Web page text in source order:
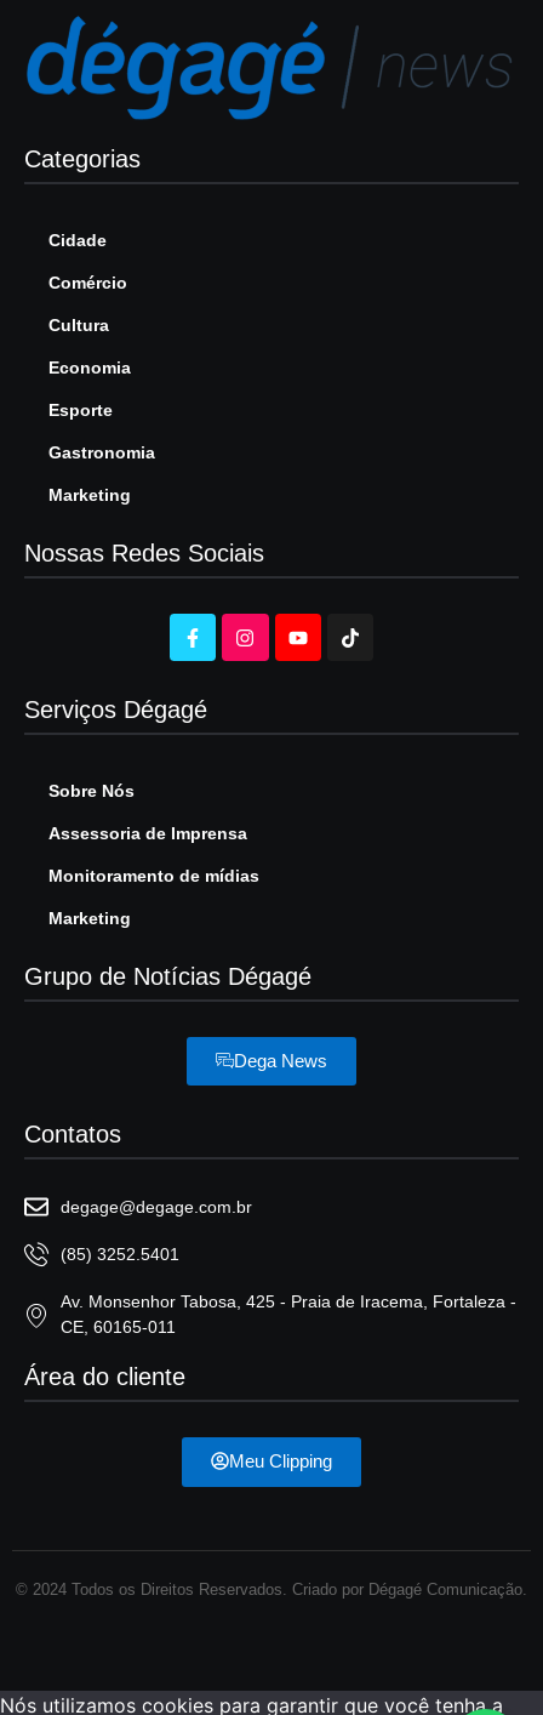
Categorias
Cidade
Comércio
Cultura
Economia
Esporte
Gastronomia
Marketing
Nossas Redes Sociais
Serviços Dégagé
Sobre Nós
Assessoria de Imprensa
Monitoramento de mídias
Marketing
Grupo de Notícias Dégagé
Dega News
Contatos
degage@degage.com.br
(85) 3252.5401
Av. Monsenhor Tabosa, 425 - Praia de Iracema, Fortaleza -
CE, 60165-011
Área do cliente
Meu Clipping
© 2024 Todos os Direitos Reservados. Criado por Dégagé Comunicação.
Nós utilizamos cookies para garantir que você tenha a